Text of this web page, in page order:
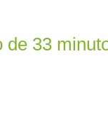
de 33
liberado en los commons.